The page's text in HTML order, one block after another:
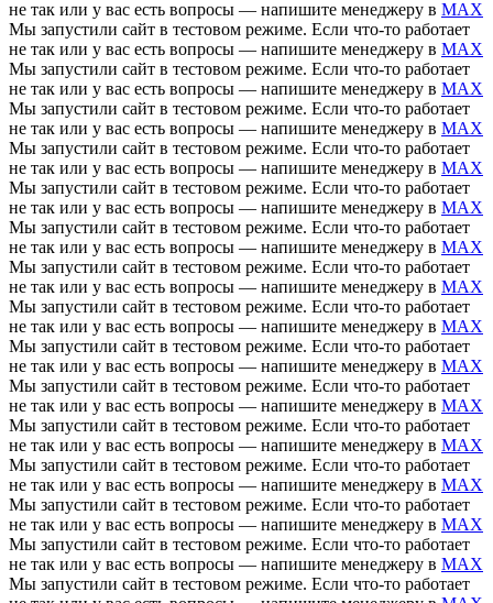
не так или у вас есть вопросы — напишите менеджеру в MAX
Мы запустили сайт в тестовом режиме. Если что-то работает
не так или у вас есть вопросы — напишите менеджеру в MAX
Мы запустили сайт в тестовом режиме. Если что-то работает
не так или у вас есть вопросы — напишите менеджеру в MAX
Мы запустили сайт в тестовом режиме. Если что-то работает
не так или у вас есть вопросы — напишите менеджеру в MAX
Мы запустили сайт в тестовом режиме. Если что-то работает
не так или у вас есть вопросы — напишите менеджеру в MAX
Мы запустили сайт в тестовом режиме. Если что-то работает
не так или у вас есть вопросы — напишите менеджеру в MAX
Мы запустили сайт в тестовом режиме. Если что-то работает
не так или у вас есть вопросы — напишите менеджеру в MAX
Мы запустили сайт в тестовом режиме. Если что-то работает
не так или у вас есть вопросы — напишите менеджеру в MAX
Мы запустили сайт в тестовом режиме. Если что-то работает
не так или у вас есть вопросы — напишите менеджеру в MAX
Мы запустили сайт в тестовом режиме. Если что-то работает
не так или у вас есть вопросы — напишите менеджеру в MAX
Мы запустили сайт в тестовом режиме. Если что-то работает
не так или у вас есть вопросы — напишите менеджеру в MAX
Мы запустили сайт в тестовом режиме. Если что-то работает
не так или у вас есть вопросы — напишите менеджеру в MAX
Мы запустили сайт в тестовом режиме. Если что-то работает
не так или у вас есть вопросы — напишите менеджеру в MAX
Мы запустили сайт в тестовом режиме. Если что-то работает
не так или у вас есть вопросы — напишите менеджеру в MAX
Мы запустили сайт в тестовом режиме. Если что-то работает
не так или у вас есть вопросы — напишите менеджеру в MAX
Мы запустили сайт в тестовом режиме. Если что-то работает